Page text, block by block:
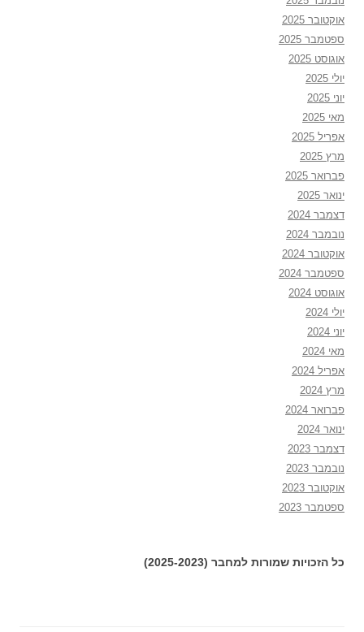
אוקטובר 2025
ספטמבר 2025
אוגוסט 2025
יולי 2025
יוני 2025
מאי 2025
אפריל 2025
מרץ 2025
פברואר 2025
ינואר 2025
דצמבר 2024
נובמבר 2024
אוקטובר 2024
ספטמבר 2024
אוגוסט 2024
יולי 2024
יוני 2024
מאי 2024
אפריל 2024
מרץ 2024
פברואר 2024
ינואר 2024
דצמבר 2023
נובמבר 2023
אוקטובר 2023
ספטמבר 2023
כל הזכויות שמורות למחבר (2025-2023)